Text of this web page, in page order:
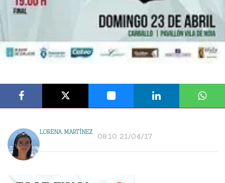
LORENA MARTÍNEZ 08:10 21/04/17